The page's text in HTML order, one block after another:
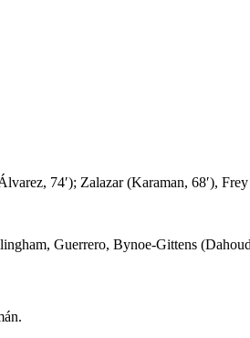
74′); Zalazar (Karaman, 68′),
Guerrero, Bynoe-Gittens